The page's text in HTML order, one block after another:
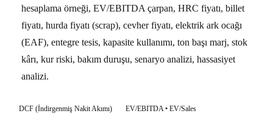
hesaplama örneği, EV/EBITDA çarpan, HRC fiyatı, billet
fiyatı, hurda fiyatı (scrap), cevher fiyatı, elektrik ark ocağı
(EAF), entegre tesis, kapasite kullanımı, ton başı marj, stok
kârı, kur riski, bakım duruşu, senaryo analizi, hassasiyet
analizi.
DCF (İndirgenmiş Nakit Akımı) EV/EBITDA • EV/Sales